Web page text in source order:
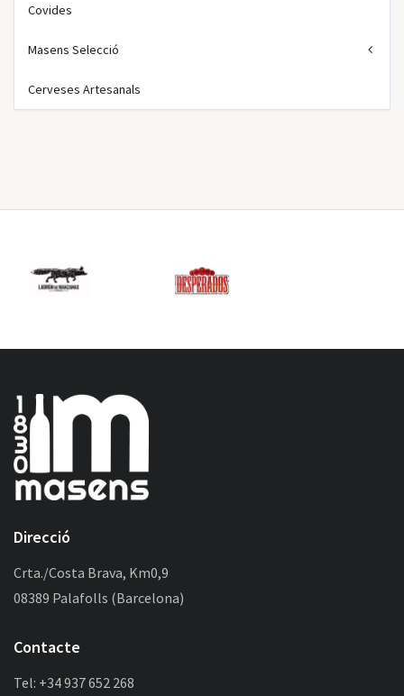
Covides
Masens Selecció
Cerveses Artesanals
Direcció
Crta./Costa Brava, Km0,9
08389 Palafolls (Barcelona)
Contacte
Tel: +34 937 652 268